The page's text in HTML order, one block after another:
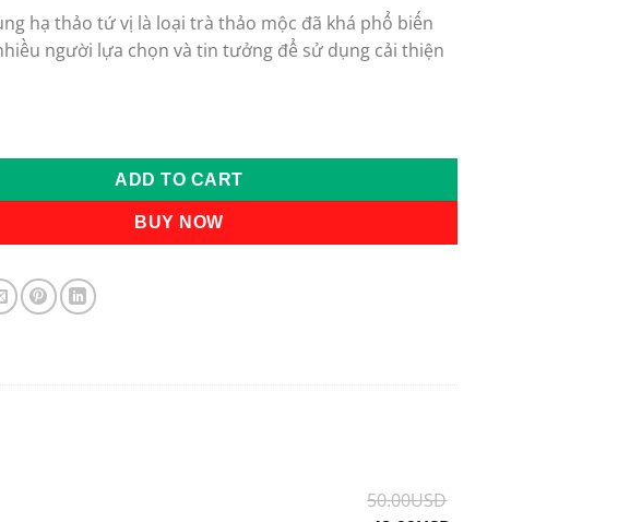
is:
48.99USD.
hạ thảo tứ vị là loại trà thảo mộc đã khá phổ biến
người lựa chọn và tin tưởng để sử dụng cải thiện
đông trùng hạ thảo tứ vị quantity
ADD TO CART
BUY NOW
50.00USD